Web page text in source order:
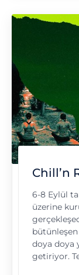
Chill’n
6-8 Eylül
üzerine
doya doya
getiriyor.